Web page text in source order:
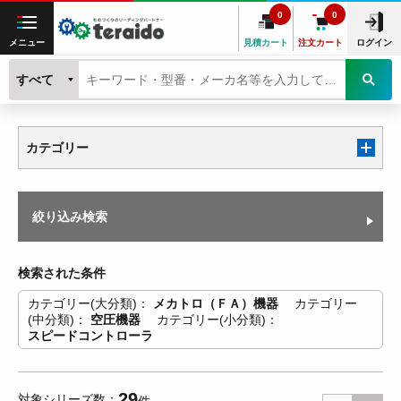
メニュー 見積カート
0
注文カート
0
ログイン
すべて
カテゴリー
絞り込み検索
検索された条件
カテゴリー(大分類) メカトロ（ＦＡ）機器
カテゴリー
(中分類)
空圧機器
カテゴリー(小分類)
スピードコントローラ